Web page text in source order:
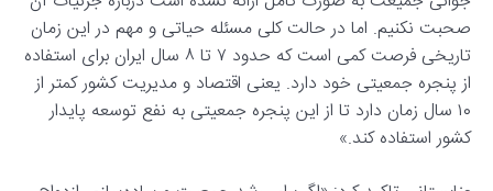
صحبت نکنیم. اما در حالت کلی مسئله حیاتی و مهم در این زمان
تاریخی فرصت کمی است که حدود ۷ تا ۸ سال ایران برای استفاده
از پنجره جمعیتی خود دارد. یعنی اقتصاد و مدیریت کشور کمتر از
۱۰ سال زمان دارد تا از این پنجره جمعیتی به نفع توسعه پایدار
کشور استفاده کند.»